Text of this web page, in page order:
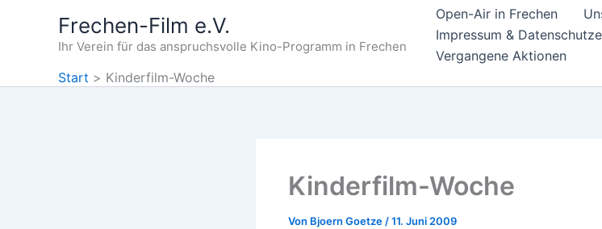
Frechen-Film e.V.
Ihr Verein für das anspruchsvolle Kino-Programm in Frechen
Open-Air in Frechen
Impressum &
Vergangene Aktionen
Start
Kinderfilm-Woche
Kinderfilm-Woche
Von Bjoern Goetze /11. Juni 2009